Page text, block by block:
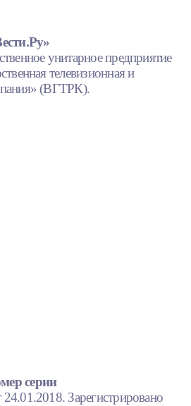
унитарное предприятие
телевизионная и
(ВГТРК).
серии
Зарегистрировано